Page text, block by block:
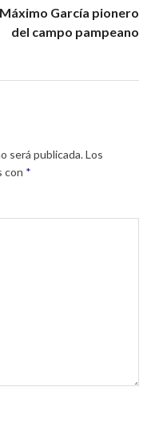
Máximo García pionero
del campo pampeano
será publicada.Los
con *